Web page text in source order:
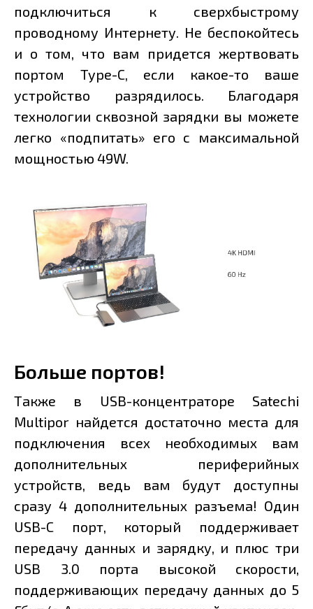
подключиться к сверхбыстрому
проводному Интернету. Не беспокойтесь
и о том, что вам придется жертвовать
портом Type-C, если какое-то ваше
устройство разрядилось. Благодаря
технологии сквозной зарядки вы можете
легко «подпитать» его с максимальной
мощностью 49W.
Больше портов!
Также в USB-концентраторе Satechi
Multipor найдется достаточно места для
подключения всех необходимых вам
дополнительных периферийных
устройств, ведь вам будут доступны
сразу 4 дополнительных разъема! Один
USB-C порт, который поддерживает
передачу данных и зарядку, и плюс три
USB 3.0 порта высокой скорости,
поддерживающих передачу данных до 5